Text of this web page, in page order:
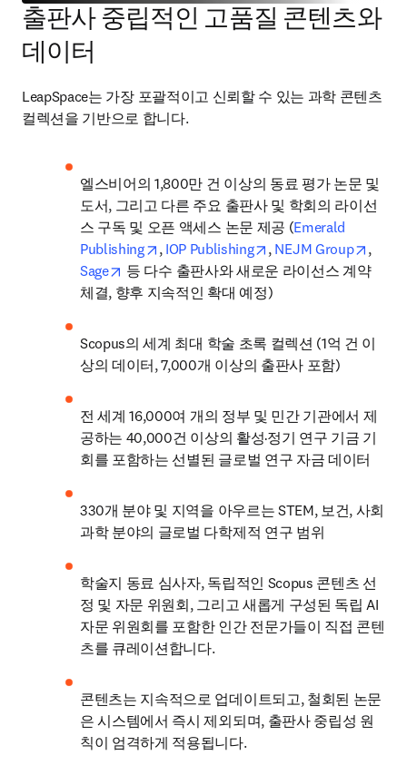
출판사 중립적인 고품질 콘텐츠와
데이터
LeapSpace는 가장 포괄적이고 신뢰할 수 있는 과학 콘텐츠
컬렉션을 기반으로 합니다.
엘스비어의 1,800만 건 이상의 동료 평가 논문 및
도서, 그리고 다른 주요 출판사 및 학회의 라이선
스 구독 및 오픈 액세스 논문 제공 (Emerald
Publishing
opens in new tab/window
, IOP Publishing opens in new tab/
, NEJM Group
,
Sage
opens in new tab/window
등 다수 출판사와 새로운 라이선스 계약
체결, 향후 지속적인 확대 예정)
Scopus의 세계 최대 학술 초록 컬렉션 (1억 건 이
상의 데이터, 7,000개 이상의 출판사 포함)
전 세계 16,000여 개의 정부 및 민간 기관에서 제
공하는 40,000건 이상의 활성·정기 연구 기금 기
회를 포함하는 선별된 글로벌 연구 자금 데이터
330개 분야 및 지역을 아우르는 STEM, 보건, 사회
과학 분야의 글로벌 다학제적 연구 범위
학술지 동료 심사자, 독립적인 Scopus 콘텐츠 선
정 및 자문 위원회, 그리고 새롭게 구성된 독립 AI
자문 위원회를 포함한 인간 전문가들이 직접 콘텐
츠를 큐레이션합니다.
콘텐츠는 지속적으로 업데이트되고, 철회된 논문
은 시스템에서 즉시 제외되며, 출판사 중립성 원
칙이 엄격하게 적용됩니다.